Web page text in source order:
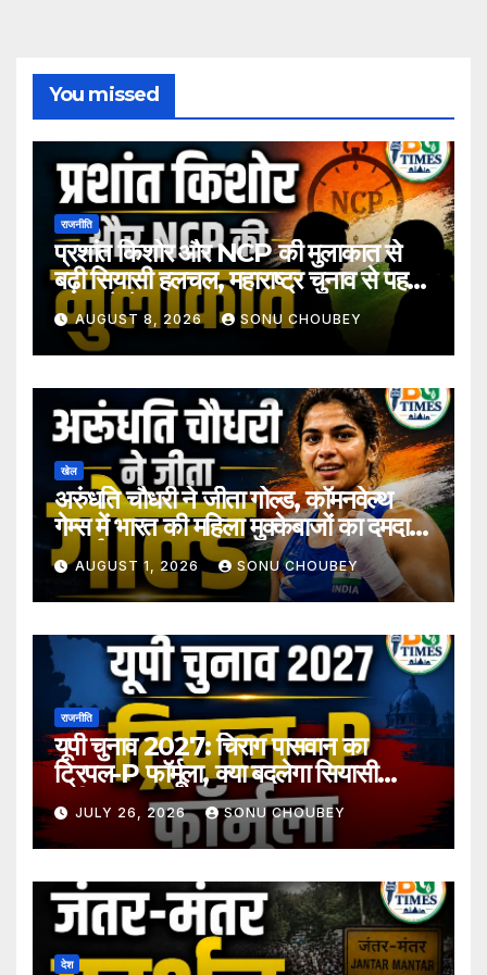
You missed
राजनीति
प्रशांत किशोर और NCP की मुलाकात से
बढ़ी सियासी हलचल, महाराष्ट्र चुनाव से पहले
अटकलें तेज
AUGUST 8, 2026 SONU CHOUBEY
खेल
अरुंधति चौधरी ने जीता गोल्ड, कॉमनवेल्थ
गेम्स में भारत की महिला मुक्केबाजों का दमदार
प्रदर्शन
AUGUST 1, 2026 SONU CHOUBEY
राजनीति
यूपी चुनाव 2027: चिराग पासवान का
ट्रिपल-P फॉर्मूला, क्या बदलेगा सियासी
समीकरण?
JULY 26, 2026 SONU CHOUBEY
देश